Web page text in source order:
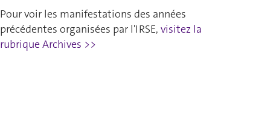
Pour voir les manifestations des années
précédentes organisées par l'IRSE, visitez la
rubrique Archives >>